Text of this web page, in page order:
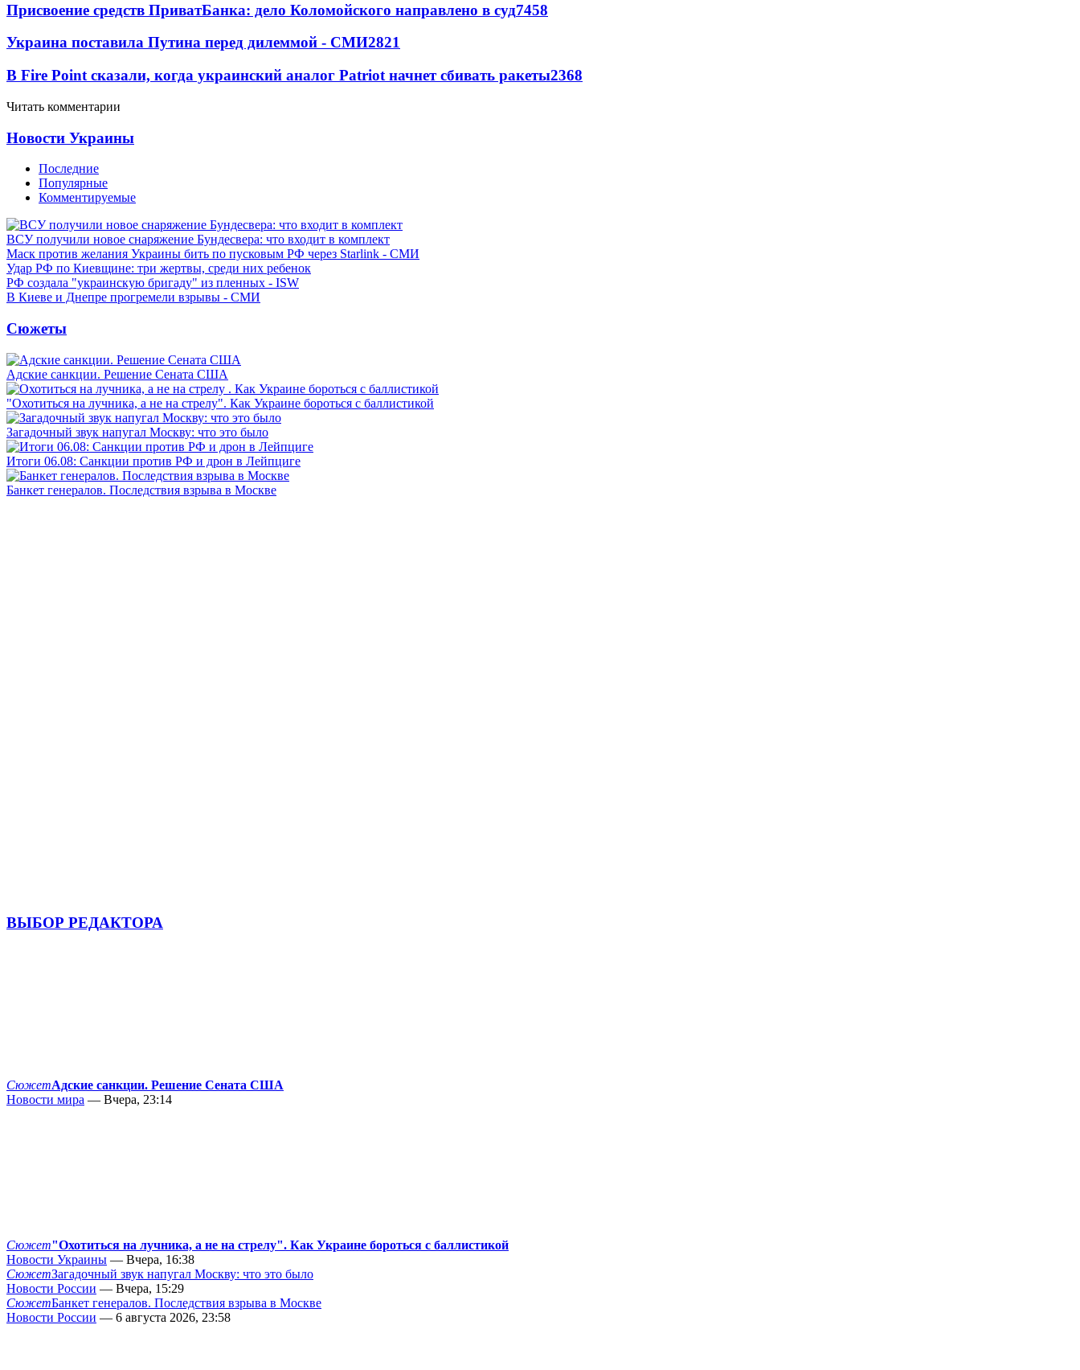
Присвоение средств ПриватБанка: дело Коломойского направлено в суд7458
Украина поставила Путина перед дилеммой - СМИ2821
В Fire Point сказали, когда украинский аналог Patriot начнет сбивать ракеты2368
Читать комментарии
Новости Украины
Последние
Популярные
Комментируемые
ВСУ получили новое снаряжение Бундесвера: что входит в комплект
Маск против желания Украины бить по пусковым РФ через Starlink - СМИ
Удар РФ по Киевщине: три жертвы, среди них ребенок
РФ создала "украинскую бригаду" из пленных - ISW
В Киеве и Днепре прогремели взрывы - СМИ
Сюжеты
Адские санкции. Решение Сената США
"Охотиться на лучника, а не на стрелу". Как Украине бороться с баллистикой
Загадочный звук напугал Москву: что это было
Итоги 06.08: Санкции против РФ и дрон в Лейпциге
Банкет генералов. Последствия взрыва в Москве
ВЫБОР РЕДАКТОРА
СюжетАдские санкции. Решение Сената США
Новости мира — Вчера, 23:14
Сюжет"Охотиться на лучника, а не на стрелу". Как Украине бороться с баллистикой
Новости Украины — Вчера, 16:38
СюжетЗагадочный звук напугал Москву: что это было
Новости России — Вчера, 15:29
СюжетБанкет генералов. Последствия взрыва в Москве
Новости России — 6 августа 2026, 23:58